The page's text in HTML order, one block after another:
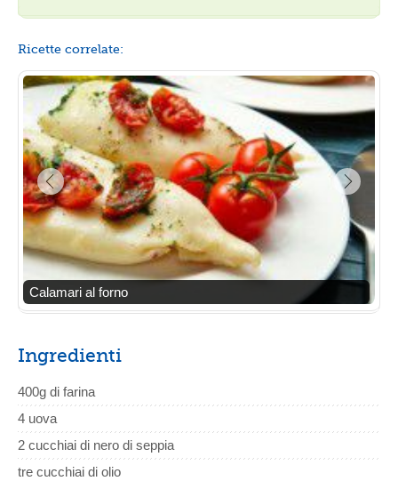
Ricette correlate:
Calamari al forno
Ingredienti
400g di farina
4 uova
2 cucchiai di nero di seppia
tre cucchiai di olio